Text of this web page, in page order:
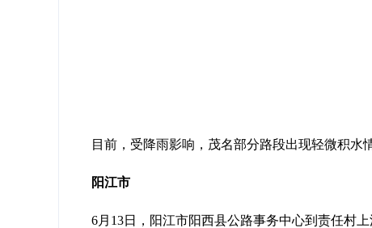
目前，受降雨影响，茂名部分路段出现轻微积水
阳江市
6月13日，阳江市阳西县公路事务中心到责任村